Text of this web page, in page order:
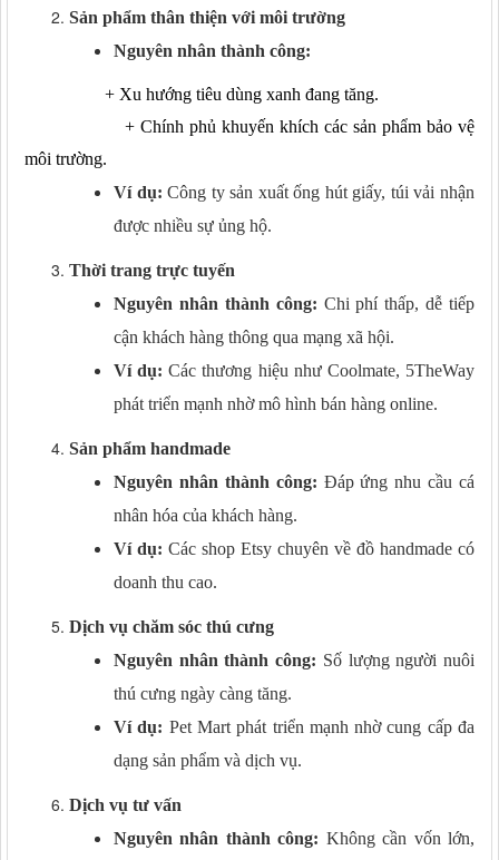
Sản phẩm thân thiện với môi trường
Nguyên nhân thành công:
+ Xu hướng tiêu dùng xanh đang tăng.
+ Chính phủ khuyến khích các sản phẩm bảo vệ
môi trường.
Ví dụ: Công ty sản xuất ống hút giấy, túi vải nhận
được nhiều sự ủng hộ.
Thời trang trực tuyến
Nguyên nhân thành công: Chi phí thấp, dễ tiếp
cận khách hàng thông qua mạng xã hội.
Ví dụ: Các thương hiệu như Coolmate, 5TheWay
phát triển mạnh nhờ mô hình bán hàng online.
Sản phẩm handmade
Nguyên nhân thành công: Đáp ứng nhu cầu cá
nhân hóa của khách hàng.
Ví dụ: Các shop Etsy chuyên về đồ handmade có
doanh thu cao.
Dịch vụ chăm sóc thú cưng
Nguyên nhân thành công: Số lượng người nuôi
thú cưng ngày càng tăng.
Ví dụ: Pet Mart phát triển mạnh nhờ cung cấp đa
dạng sản phẩm và dịch vụ.
Dịch vụ tư vấn
Nguyên nhân thành công: Không cần vốn lớn,